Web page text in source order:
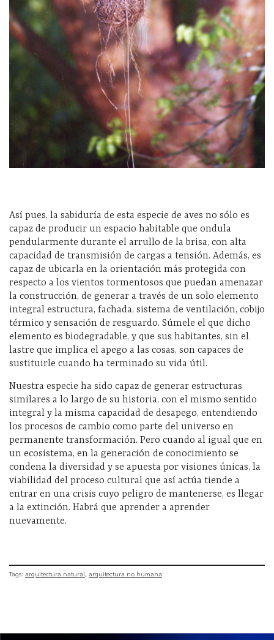
Así pues, la sabiduría de esta especie de aves no sólo es
capaz de producir un espacio habitable que ondula
pendularmente durante el arrullo de la brisa, con alta
capacidad de transmisión de cargas a tensión. Además, es
capaz de ubicarla en la orientación más protegida con
respecto a los vientos tormentosos que puedan amenazar
la construcción, de generar a través de un solo elemento
integral estructura, fachada, sistema de ventilación, cobijo
térmico y sensación de resguardo. Súmele el que dicho
elemento es biodegradable, y que sus habitantes, sin el
lastre que implica el apego a las cosas, son capaces de
sustituirle cuando ha terminado su vida útil.
Nuestra especie ha sido capaz de generar estructuras
similares a lo largo de su historia, con el mismo sentido
integral y la misma capacidad de desapego, entendiendo
los procesos de cambio como parte del universo en
permanente transformación. Pero cuando al igual que en
un ecosistema, en la generación de conocimiento se
condena la diversidad y se apuesta por visiones únicas, la
viabilidad del proceso cultural que así actúa tiende a
entrar en una crisis cuyo peligro de mantenerse, es llegar
a la extinción. Habrá que aprender a aprender
nuevamente.
Tags: arquitectura natural arquitectura no humana